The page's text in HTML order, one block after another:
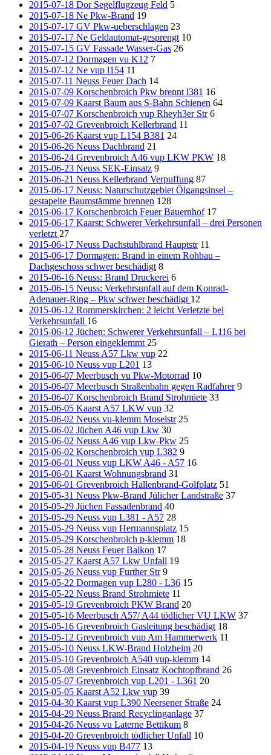
2015-07-18 Dor Segelflugzeug Feld 5
2015-07-18 Ne Pkw-Brand 19
2015-07-17 GV Pkw-ueberschlagen 23
2015-07-17 Ne Geldautomat-gesprengt 10
2015-07-15 GV Fassade Wasser-Gas 26
2015-07-12 Dormagen vu K12 7
2015-07-12 Ne vup l154 11
2015-07-11 Neuss Feuer Dach 14
2015-07-09 Korschenbroich Pkw brennt l381 16
2015-07-09 Kaarst Baum aus S-Bahn Schienen 64
2015-07-07 Korschenbroich vup Rheyh3er Str 6
2015-07-02 Grevenbroich Kellerbrand 11
2015-06-26 Kaarst vup L154 B381 24
2015-06-26 Neuss Dachbrand 21
2015-06-24 Grevenbroich A46 vup LKW PKW 18
2015-06-23 Neuss SEK-Einsatz 9
2015-06-21 Neuss Kellerbrand Verpuffung 87
2015-06-17 Neuss: Naturschutzgebiet Ölgangsinsel –
gestapelte Baumstämme brennen 128
2015-06-17 Korschenbroich Feuer Bauernhof 17
2015-06-17 Kaarst: Schwerer Verkehrsunfall – drei Personen
verletzt27
2015-06-17 Neuss Dachstuhlbrand Hauptstr 11
2015-06-17 Dormagen: Brand in einem Rohbau –
Dachgeschoss schwer beschädigt 8
2015-06-16 Neuss: Brand Druckerei 6
2015-06-15 Neuss: Verkehrsunfall auf dem Konrad-
Adenauer-Ring – Pkw schwer beschädigt 12
2015-06-12 Rommerskirchen: 2 leicht Verletzte bei
Verkehrsunfall 16
2015-06-12 Jüchen: Schwerer Verkehrsunfall – L116 bei
Gierath – Person eingeklemmt25
2015-06-11 Neuss A57 Lkw vup 22
2015-06-10 Neuss vup L201 13
2015-06-07 Meerbusch vu Pkw-Motorrad 10
2015-06-07 Meerbusch Straßenbahn gegen Radfahrer 9
2015-06-07 Korschenbroich Brand Strohmiete 33
2015-06-05 Kaarst A57 LKW vup 32
2015-06-02 Neuss vu-klemm Moselstr 25
2015-06-02 Jüchen A46 vup Lkw 30
2015-06-02 Neuss A46 vup Lkw-Pkw 25
2015-06-02 Korschenbroich vup L382 9
2015-06-01 Neuss vup LKW A46 - A57 16
2015-06-01 Kaarst Wohnungsbrand 31
2015-06-01 Grevenbroich Hallenbrand-Golfplatz 51
2015-05-31 Neuss Pkw-Brand Jülicher Landstraße 37
2015-05-29 Jüchen Fassadenbrand 40
2015-05-29 Neuss vup L381 - A57 28
2015-05-29 Neuss vup Hermannsplatz 15
2015-05-29 Korschenbroich p-klemm 18
2015-05-28 Neuss Feuer Balkon 17
2015-05-27 Kaarst A57 Lkw Unfall 19
2015-05-26 Neuss vup Further Str 9
2015-05-22 Dormagen vup L280 - L36 15
2015-05-22 Neuss Brand Strohmiete 11
2015-05-19 Grevenbroich PKW Brand 20
2015-05-16 Meerbusch A57/ A44 tödlicher VU LKW 37
2015-05-16 Grevenbroich Gasleitung beschädigt 18
2015-05-12 Grevenbroich vup Am Hammerwerk 11
2015-05-10 Neuss LKW-Brand Holzheim 20
2015-05-10 Grevenbroich A540 vup-klemm 14
2015-05-08 Grevenbroich Einsatz Kochtopfbrand 26
2015-05-07 Grevenbroich vup L201 - L361 20
2015-05-05 Kaarst A52 Lkw vup 39
2015-04-30 Kaarst vup L390 Neersener Straße 24
2015-04-29 Neuss Brand Recyclinganlage 37
2015-04-26 Neuss vu Laterne Bettikum 8
2015-04-20 Grevenbroich tödlicher Unfall 10
2015-04-19 Neuss vup B477 13